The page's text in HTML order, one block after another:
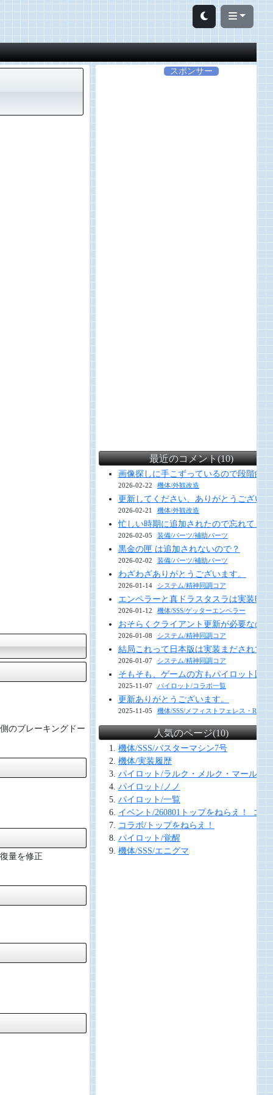
のブレーキングドー
量を修正
スポンサー
最近のコメント(10)
画像探しに手こずっているので段階的
2026-02-22 機体/外観改造
更新してください、ありがとうござい
2026-02-21 機体/外観改造
忙しい時期に追加されたので忘れてま
2026-02-05 装備/パーツ/補助パーツ
黒金の匣 は追加されないので？
2026-02-02 装備/パーツ/補助パーツ
わざわざありがとうございます。
2026-01-14 システム/精神同調コア
エンペラーと真ドラスタスラは実装時
2026-01-12 機体/SSS/ゲッターエンペラー
おそらくクライアント更新が必要なの
2026-01-08 システム/精神同調コア
結局これって日本版は実装まだされて
2026-01-07 システム/精神同調コア
そもそも、ゲームの方もパイロット図
2025-11-07 パイロット/コラボ一覧
更新ありがとうございます。
2025-11-05 機体/SSS/メフィストフェレス・R＆E
人気のページ(10)
機体/SSS/バスターマシン7号
機体/実装履歴
パイロット/ラルク・メルク・マール
パイロット/ノノ
パイロット/一覧
イベント/260801トップをねらえ！_コラ
コラボ/トップをねらえ！
パイロット/覚醒
機体/SSS/エニグマ